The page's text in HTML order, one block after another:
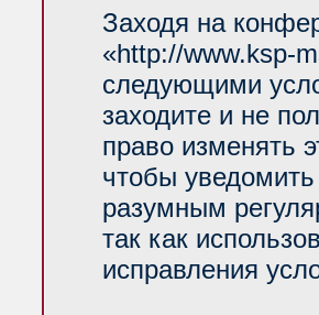
Заходя на
«http://www.ksp-
следующими
заходите и не
право изменять
чтобы
разумным
так как
исправления